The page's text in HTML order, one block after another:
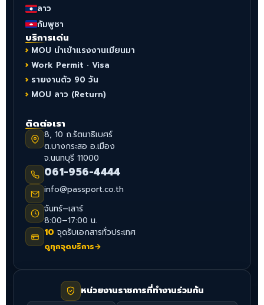
ลาว
กัมพูชา
บริการเด่น
MOU นำเข้าแรงงานเมียนมา
Work Permit · Visa
รายงานตัว 90 วัน
MOU ลาว (Return)
ติดต่อเรา
8, 10 ถ.รัตนาธิเบศร์
ต.บางกระสอ อ.เมือง
จ.นนทบุรี 11000
061-956-4444
info@passport.co.th
จันทร์–เสาร์
8:00–17:00 น.
10 จุดรับเอกสารทั่วประเทศ
ดูทุกจุดบริการ→
หน่วยงานราชการที่ทำงานร่วมกัน